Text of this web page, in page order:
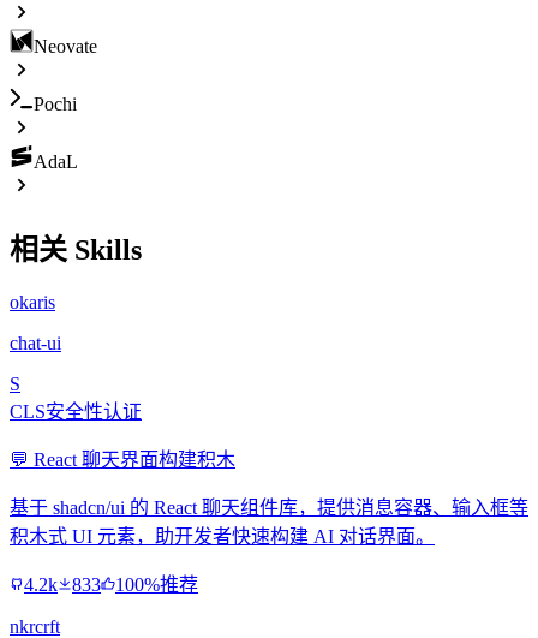
Neovate
Pochi
AdaL
相关 Skills
okaris
chat-ui
S
CLS安全性认证
💬 React 聊天界面构建积木
基于 shadcn/ui 的 React 聊天组件库，提供消息容器、输入框等
积木式 UI 元素，助开发者快速构建 AI 对话界面。
4.2k 833 100%推荐
nkrcrft